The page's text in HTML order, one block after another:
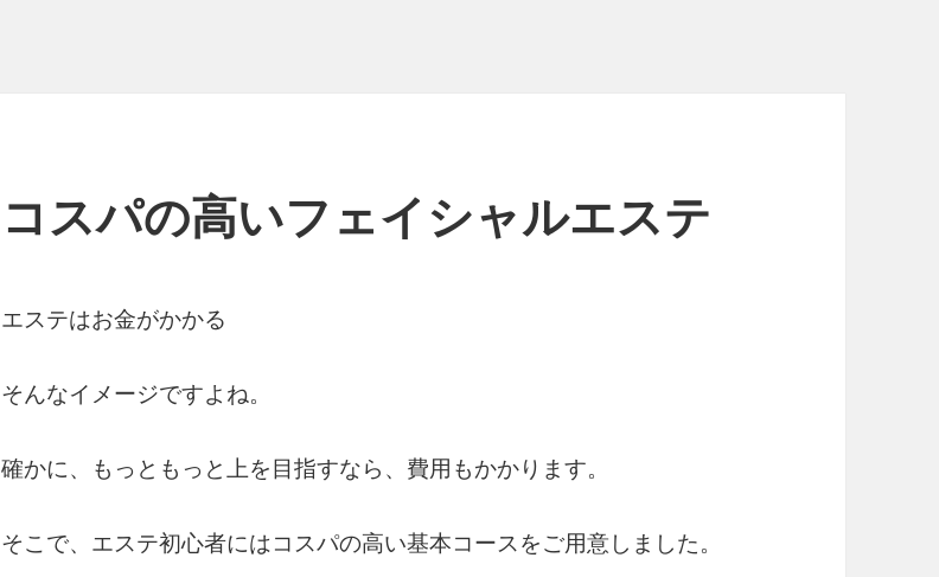
コスパの高いフェイシャルエステ
エステはお金がかかる
そんなイメージですよね。
確かに、もっともっと上を目指すなら、費用もかかります。
そこで、エステ初心者にはコスパの高い基本コースをご用意しました。